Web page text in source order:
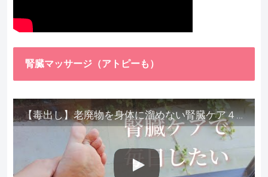
腎臓マッサージ（アトピーも）
【毒出し】老廃物を身体に溜めない腎臓ケア４種をご紹介します。